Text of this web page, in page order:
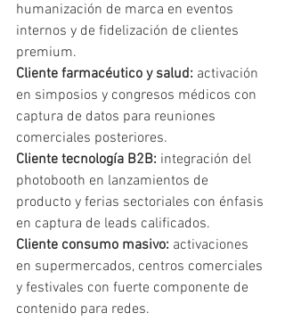
humanización de marca en eventos
internos y de fidelización de clientes
premium.
Cliente farmacéutico y salud: activación
en simposios y congresos médicos con
captura de datos para reuniones
comerciales posteriores.
Cliente tecnología B2B: integración del
photobooth en lanzamientos de
producto y ferias sectoriales con énfasis
en captura de leads calificados.
Cliente consumo masivo: activaciones
en supermercados, centros comerciales
y festivales con fuerte componente de
contenido para redes.